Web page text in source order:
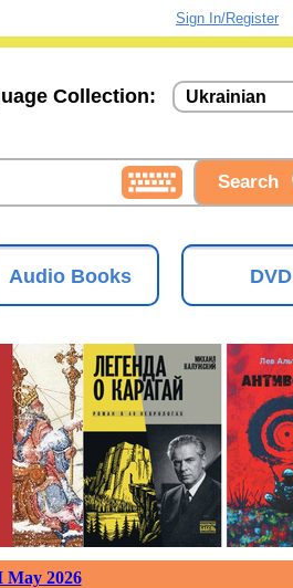
Sign In/Register
Ukrainian
Ukrainian
Collection:
Audio Books DVD
2026